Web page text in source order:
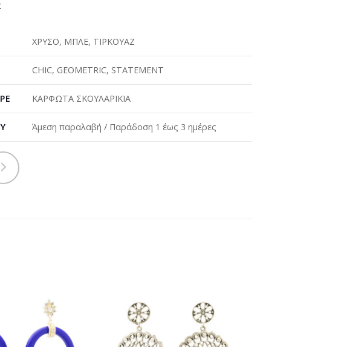
ΧΡΥΣΟ, ΜΠΛΕ, ΤΙΡΚΟΥΑΖ
CHIC, GEOMETRIC, STATEMENT
ΚΑΡΦΩΤΑ ΣΚΟΥΛΑΡΙΚΙΑ
Άμεση παραλαβή / Παράδοση 1 έως 3 ημέρες
Προσθήκη
στη
wishlist
Προσθήκη
wishlist